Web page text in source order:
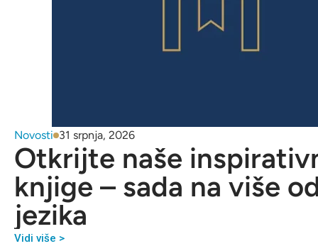
Novosti 31 srpnja, 2026
Otkrijte naše
knjige – sada na više
jezika
Vidi više >